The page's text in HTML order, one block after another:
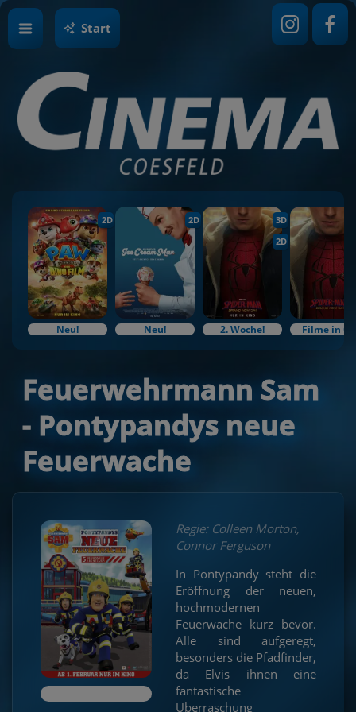
Start
2D
Neu!
2D
Neu!
3D
2D
2. Woche! Filme in
Feuerwehrmann Sam
- Pontypandys neue
Feuerwache
Regie: Colleen Morton,
Connor Ferguson
In Pontypandy steht die
Eröffnung der neuen,
hochmodernen
Feuerwache kurz bevor.
Alle sind aufgeregt,
besonders die Pfadfinder,
da Elvis ihnen eine
fantastische
Überraschung